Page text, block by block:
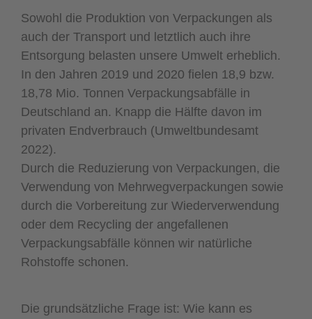
Sowohl die Produktion von Verpackungen als
auch der Transport und letztlich auch ihre
Entsorgung belasten unsere Umwelt erheblich.
In den Jahren 2019 und 2020 fielen 18,9 bzw.
18,78 Mio. Tonnen Verpackungsabfälle in
Deutschland an. Knapp die Hälfte davon im
privaten Endverbrauch (Umweltbundesamt
2022).
Durch die Reduzierung von Verpackungen, die
Verwendung von Mehrwegverpackungen sowie
durch die Vorbereitung zur Wiederverwendung
oder dem Recycling der angefallenen
Verpackungsabfälle können wir natürliche
Rohstoffe schonen.
Die grundsätzliche Frage ist: Wie kann es